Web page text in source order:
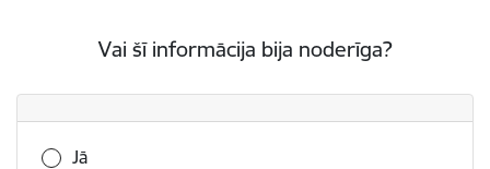
Vai šī informācija bija noderīga?
Vai šī informācija bija noderīga?
Jā